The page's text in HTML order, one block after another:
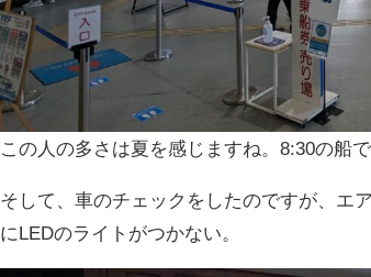
この人の多さは夏を感じますね。8:30の船で
そして、車のチェックをしたのですが、エ
にLEDのライトがつかない。